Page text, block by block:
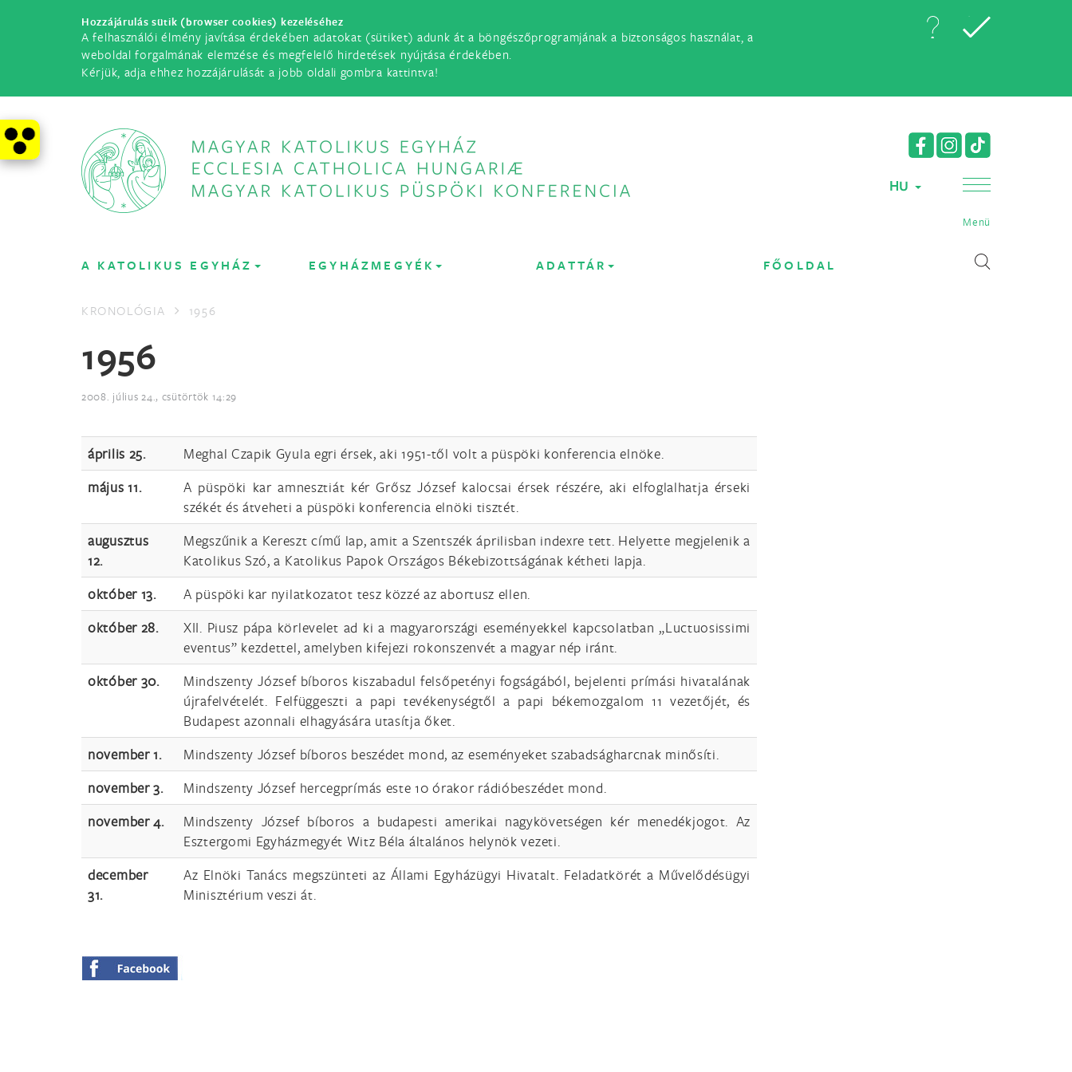
Hozzájárulás sütik (browser cookies) kezeléséhez
A felhasználói élmény javítása érdekében adatokat (sütiket) adunk át a böngészőprogramjának a biztonságos használat, a
weboldal forgalmának elemzése és megfelelő hirdetések nyújtása érdekében.
Kérjük, adja ehhez hozzájárulását a jobb oldali gombra kattintva!
HU
Menü
A KATOLIKUS EGYHÁZ EGYHÁZMEGYÉK ADATTÁR FŐOLDAL
KRONOLÓGIA 1956
1956
2008. július 24., csütörtök 14:29
április 25.
Meghal Czapik Gyula egri érsek, aki 1951-től volt a püspöki konferencia elnöke.
május 11.
A püspöki kar amnesztiát kér Grősz József kalocsai érsek részére, aki elfoglalhatja érseki
székét és átveheti a püspöki konferencia elnöki tisztét.
augusztus
12.
Megszűnik a Kereszt című lap, amit a Szentszék áprilisban indexre tett. Helyette megjelenik a
Katolikus Szó, a Katolikus Papok Országos Békebizottságának kétheti lapja.
október 13.
A püspöki kar nyilatkozatot tesz közzé az abortusz ellen.
október 28.
XII. Piusz pápa körlevelet ad ki a magyarországi eseményekkel kapcsolatban „Luctuosissimi
eventus” kezdettel, amelyben kifejezi rokonszenvét a magyar nép iránt.
október 30.
Mindszenty József bíboros kiszabadul felsőpetényi fogságából, bejelenti prímási hivatalának
újrafelvételét. Felfüggeszti a papi tevékenységtől a papi békemozgalom 11 vezetőjét, és
Budapest azonnali elhagyására utasítja őket.
november 1.
Mindszenty József bíboros beszédet mond, az eseményeket szabadságharcnak minősíti.
november 3.
Mindszenty József hercegprímás este 10 órakor rádióbeszédet mond.
november 4.
Mindszenty József bíboros a budapesti amerikai nagykövetségen kér menedékjogot. Az
Esztergomi Egyházmegyét Witz Béla általános helynök vezeti.
december
31.
Az Elnöki Tanács megszünteti az Állami Egyházügyi Hivatalt. Feladatkörét a Művelődésügyi
Minisztérium veszi át.